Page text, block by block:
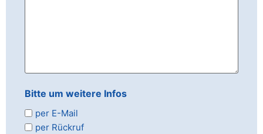
Bitte um weitere Infos
per E-Mail
per Rückruf